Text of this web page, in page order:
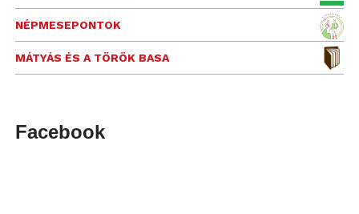
NÉPMESEPONTOK
MÁTYÁS ÉS A TÖRÖK BASA
Facebook